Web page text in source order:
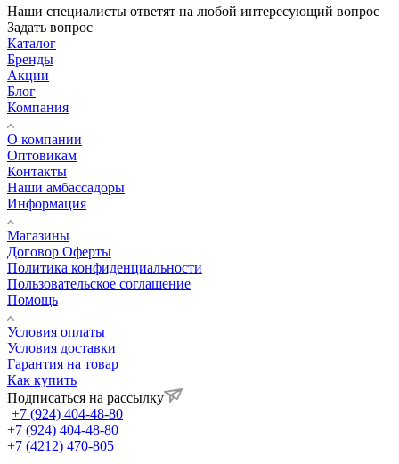
Наши специалисты ответят на любой интересующий вопрос
Задать вопрос
Каталог
Бренды
Акции
Блог
Компания
О компании
Оптовикам
Контакты
Наши амбассадоры
Информация
Магазины
Договор Оферты
Политика конфиденциальности
Пользовательское соглашение
Помощь
Условия оплаты
Условия доставки
Гарантия на товар
Как купить
Подписаться на рассылку
+7 (924) 404-48-80
+7 (924) 404-48-80
+7 (4212) 470-805